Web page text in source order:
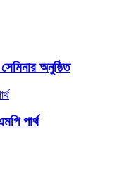
অনুষ্ঠিত
পার্থ